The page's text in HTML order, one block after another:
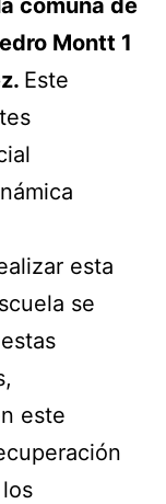
comuna de
Montt 1
Este
esta
se
este